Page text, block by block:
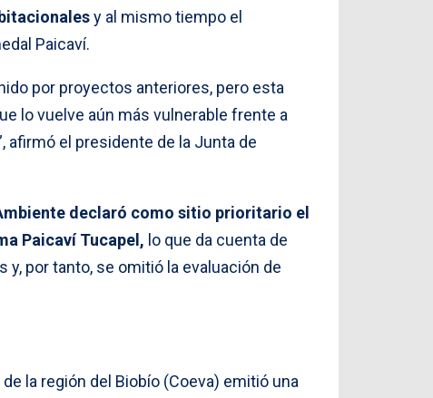
y al mismo tiempo el
Paicaví.
por proyectos anteriores, pero esta
lo vuelve aún más vulnerable frente a
afirmó el presidente de la Junta de
declaró como sitio prioritario el
Paicaví Tucapel, lo que da cuenta de
por tanto, se omitió la evaluación de
la región del Biobío (Coeva) emitió una